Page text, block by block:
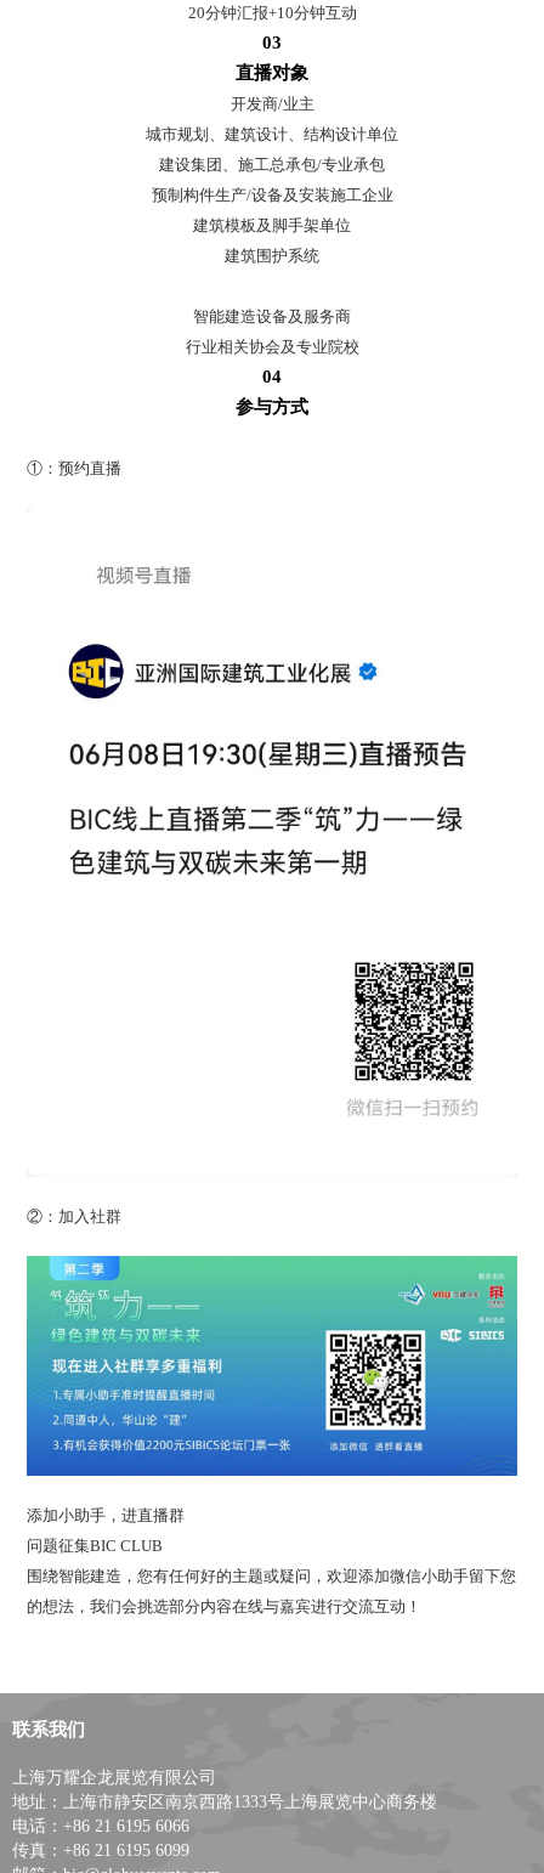
20分钟汇报+10分钟互动
03
直播对象
开发商/业主
城市规划、建筑设计、结构设计单位
建设集团、施工总承包/专业承包
预制构件生产/设备及安装施工企业
建筑模板及脚手架单位
建筑围护系统
智能建造设备及服务商
行业相关协会及专业院校
04
参与方式
①：预约直播
②：加入社群
添加小助手，进直播群
问题征集BIC CLUB
围绕智能建造，您有任何好的主题或疑问，欢迎添加微信小助手留下您
的想法，我们会挑选部分内容在线与嘉宾进行交流互动！
联系我们
上海万耀企龙展览有限公司
地址：上海市静安区南京西路1333号上海展览中心商务楼
电话：+86 21 6195 6066
传真：+86 21 6195 6099